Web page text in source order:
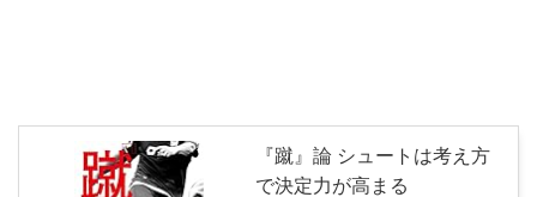
『蹴』論 シュートは考え方
で決定力が高まる